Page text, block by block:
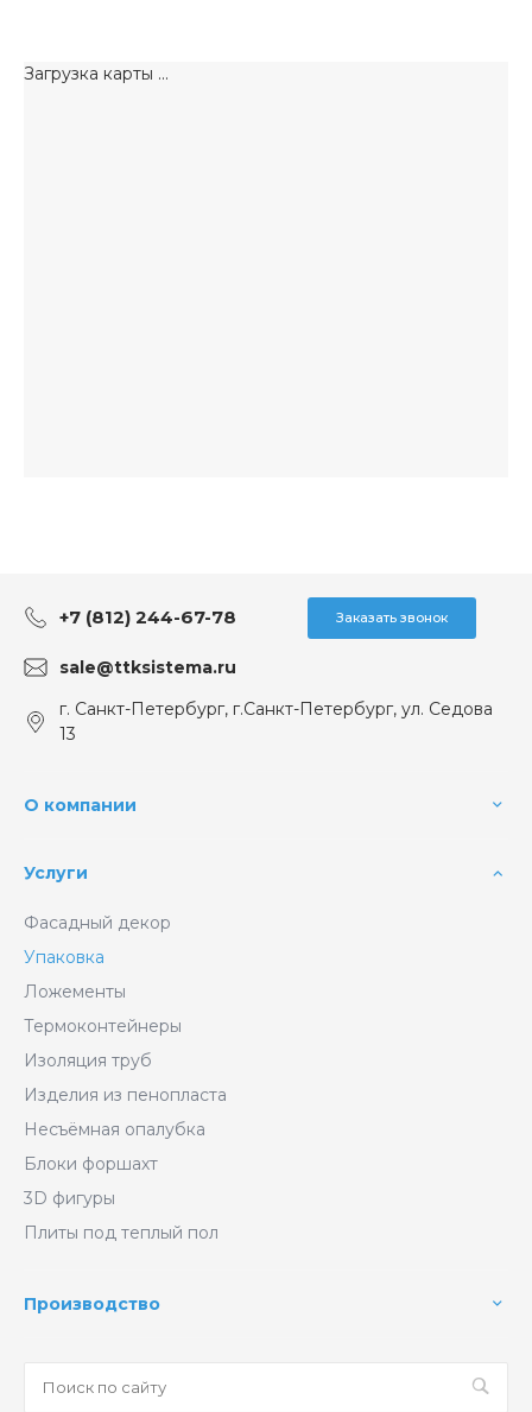
Загрузка карты ...
+7 (812) 244-67-78 Заказать звонок
sale@ttksistema.ru
г. Санкт-Петербург, г.Санкт-Петербург, ул. Седова
13
О компании
Услуги
Фасадный декор
Упаковка
Ложементы
Термоконтейнеры
Изоляция труб
Изделия из пенопласта
Несъёмная опалубка
Блоки форшахт
3D фигуры
Плиты под теплый пол
Производство